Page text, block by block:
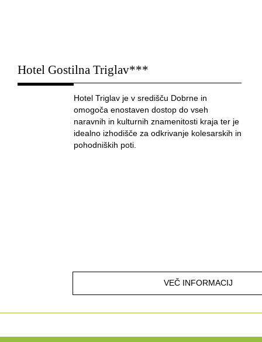
Hotel Gostilna Triglav***
Hotel Triglav je v središču Dobrne in
omogoča enostaven dostop do vseh
naravnih in kulturnih znamenitosti kraja ter je
idealno izhodišče za odkrivanje kolesarskih in
pohodniških poti.
VEČ INFORMACIJ